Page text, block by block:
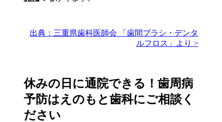
出典：三重県歯科医師会 「歯間ブラシ・デンタ
ルフロス」より >
休みの日に通院できる！歯周病
予防はえのもと歯科にご相談く
ださい